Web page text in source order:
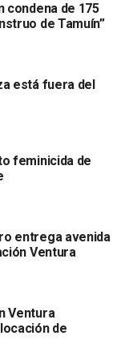
Legal (Semele)
y la necropsia de
y
de la FGESLP
labores de campo,
la persona
dieron
condena de 175
de Tamuín”
está fuera del
feminicida de
entrega avenida
Ventura
Ventura
de